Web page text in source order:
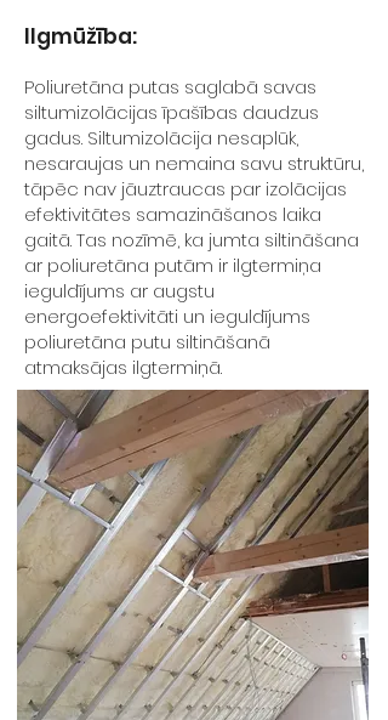
Ilgmūžība:
Poliuretāna putas saglabā savas
siltumizolācijas īpašības daudzus
gadus. Siltumizolācija nesaplūk,
nesaraujas un nemaina savu struktūru,
tāpēc nav jāuztraucas par izolācijas
efektivitātes samazināšanos laika
gaitā. Tas nozīmē, ka jumta siltināšana
ar poliuretāna putām ir ilgtermiņa
ieguldījums ar augstu
energoefektivitāti un ieguldījums
poliuretāna putu siltināšanā
atmaksājas ilgtermiņā.